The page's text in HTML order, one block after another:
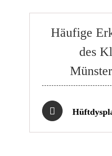
Häufige
des